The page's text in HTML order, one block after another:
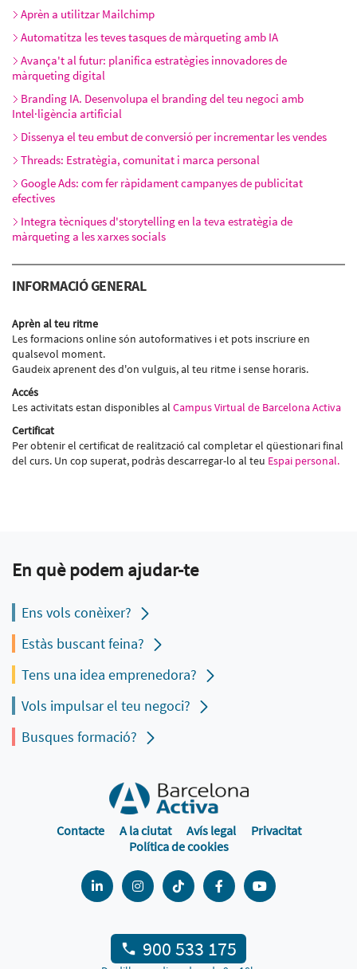
Aprèn a utilitzar Mailchimp
Automatitza les teves tasques de màrqueting amb IA
Avança't al futur: planifica estratègies innovadores de
màrqueting digital
Branding IA. Desenvolupa el branding del teu negoci amb
Intel·ligència artificial
Dissenya el teu embut de conversió per incrementar les vendes
Threads: Estratègia, comunitat i marca personal
Google Ads: com fer ràpidament campanyes de publicitat
efectives
Integra tècniques d'storytelling en la teva estratègia de
màrqueting a les xarxes socials
INFORMACIÓ GENERAL
Aprèn al teu ritme
Les formacions online són autoformatives i et pots inscriure en
qualsevol moment.
Gaudeix aprenent des d'on vulguis, al teu ritme i sense horaris.
Accés
Les activitats estan disponibles al Campus Virtual de Barcelona Activa
Certificat
Per obtenir el certificat de realització cal completar el qüestionari final
del curs. Un cop superat, podràs descarregar-lo al teu Espai personal.
En què podem ajudar-te
Ens vols conèixer?
Estàs buscant feina?
Tens una idea emprenedora?
Vols impulsar el teu negoci?
Busques formació?
Contacte A la ciutat Avís legal
Privacitat
Política de cookies
900 533 175